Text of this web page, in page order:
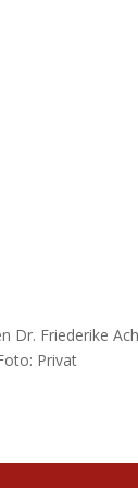
Dr. Friederike
Privat